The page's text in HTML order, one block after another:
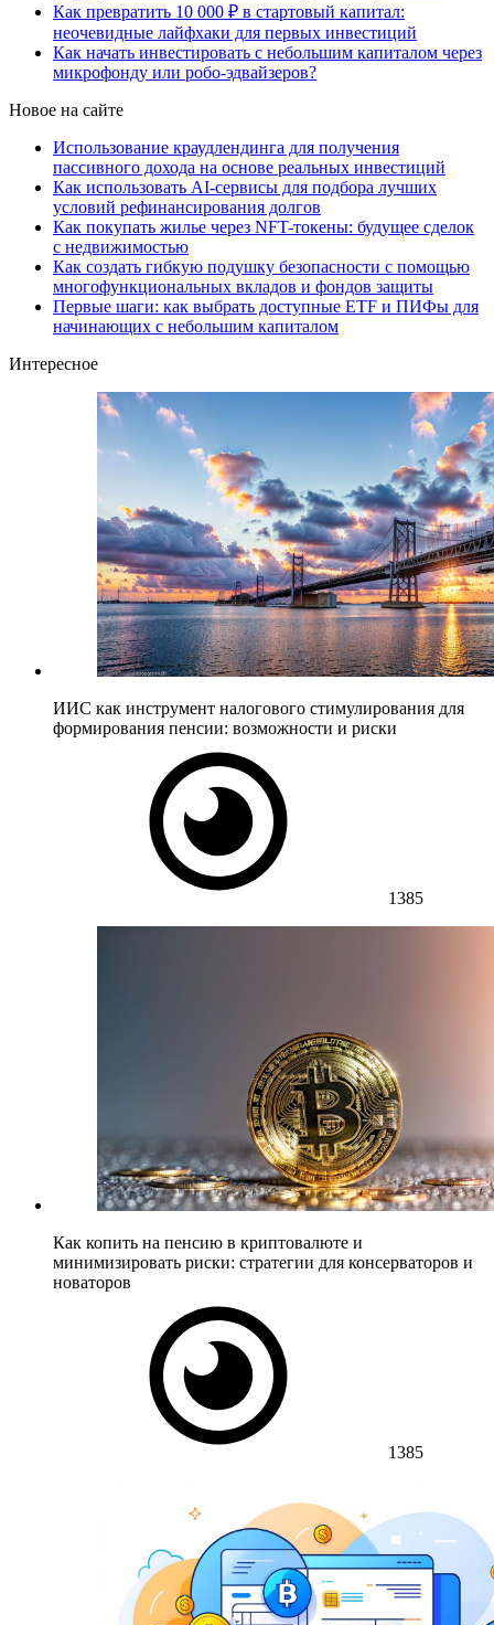
Как превратить 10 000 ₽ в стартовый капитал:
неочевидные лайфхаки для первых инвестиций
Как начать инвестировать с небольшим капиталом через
микрофонду или робо-эдвайзеров?
Новое на сайте
Использование краудлендинга для получения
пассивного дохода на основе реальных инвестиций
Как использовать AI-сервисы для подбора лучших
условий рефинансирования долгов
Как покупать жилье через NFT-токены: будущее сделок
с недвижимостью
Как создать гибкую подушку безопасности с помощью
многофункциональных вкладов и фондов защиты
Первые шаги: как выбрать доступные ETF и ПИФы для
начинающих с небольшим капиталом
Интересное
ИИС как инструмент налогового стимулирования для
формирования пенсии: возможности и риски
1385
Как копить на пенсию в криптовалюте и
минимизировать риски: стратегии для консерваторов и
новаторов
1385